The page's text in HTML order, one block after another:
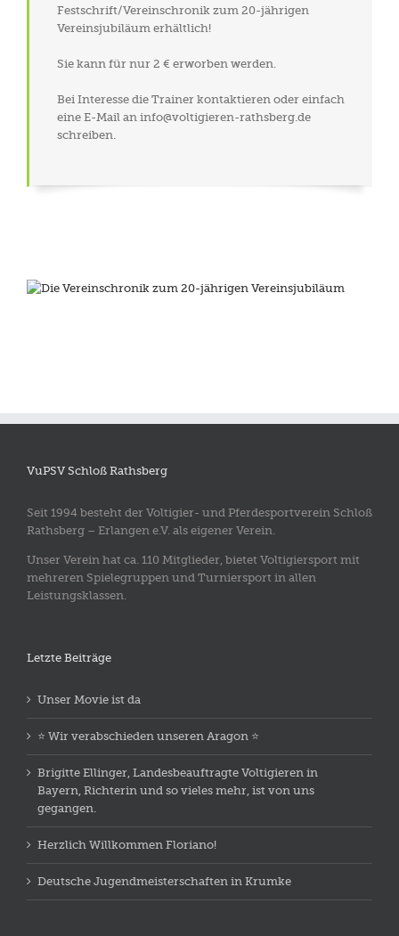
Festschrift/Vereinschronik zum 20-jährigen
Vereinsjubiläum erhältlich!
Sie kann für nur 2 € erworben werden.
Bei Interesse die Trainer kontaktieren oder einfach
eine E-Mail an info@voltigieren-rathsberg.de
schreiben.
VuPSV Schloß Rathsberg
Seit 1994 besteht der Voltigier- und Pferdesportverein Schloß
Rathsberg – Erlangen e.V. als eigener Verein.
Unser Verein hat ca. 110 Mitglieder, bietet Voltigiersport mit
mehreren Spielegruppen und Turniersport in allen
Leistungsklassen.
Letzte Beiträge
Unser Movie ist da
⭐️ Wir verabschieden unseren Aragon ⭐️
Brigitte Ellinger, Landesbeauftragte Voltigieren in
Bayern, Richterin und so vieles mehr, ist von uns
gegangen.
Herzlich Willkommen Floriano!
Deutsche Jugendmeisterschaften in Krumke